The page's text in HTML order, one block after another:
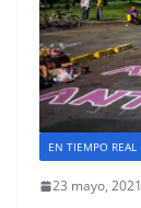
EN TIEMPO REAL
23 mayo, 2021